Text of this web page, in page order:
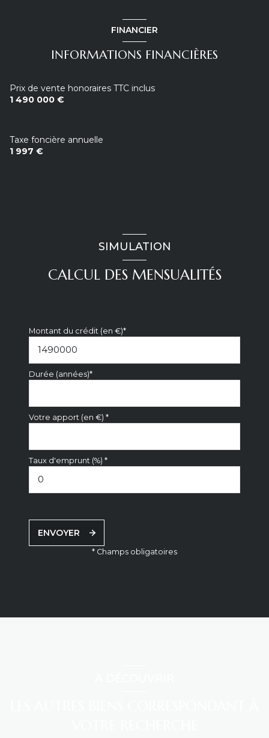
FINANCIER
INFORMATIONS FINANCIÈRES
Prix de vente honoraires TTC inclus
1 490 000 €
Taxe foncière annuelle
1 997 €
SIMULATION
CALCUL DES MENSUALITÉS
Montant du crédit (en €)*
Durée (années)*
Votre apport (en €) *
Taux d'emprunt (%) *
ENVOYER
* Champs obligatoires